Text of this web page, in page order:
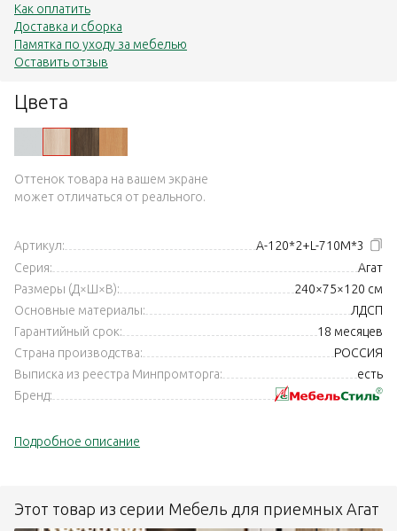
Цвета
Оттенок товара на вашем экране
может отличаться от реального.
Артикул:
А-120*2+L-710М*3
Серия:
Агат
Размеры (Д×Ш×В):
240×75×120 см
Основные материалы:
ЛДСП
Гарантийный срок:
18 месяцев
Страна производства:
РОССИЯ
Выписка из реестра Минпромторга:
есть
Бренд:
Подробное описание
Как оплатить
Доставка и сборка
Памятка по уходу за мебелью
Оставить отзыв
Этот товар из серии Мебель для приемных Агат